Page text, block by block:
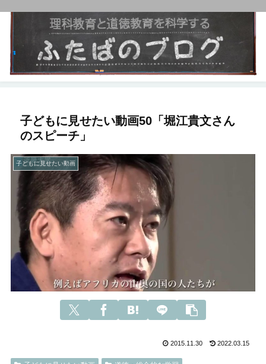
子どもに見せたい動画50「堀江貴文さん
のスピーチ」
子どもに見せたい動画
2015.11.30 2022.03.15